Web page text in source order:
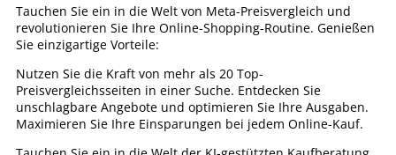
Tauchen Sie ein in die Welt von Meta-Preisvergleich und
revolutionieren Sie Ihre Online-Shopping-Routine. Genießen
Sie einzigartige Vorteile:
Nutzen Sie die Kraft von mehr als 20 Top-
Preisvergleichsseiten in einer Suche. Entdecken Sie
unschlagbare Angebote und optimieren Sie Ihre Ausgaben.
Maximieren Sie Ihre Einsparungen bei jedem Online-Kauf.